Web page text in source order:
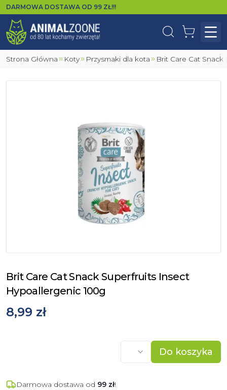
DARMOWA DOSTAWA OD 99 ZŁ!!!
WyszukajKoszyk
Strona Główna Koty Przysmaki dla kota Brit Care Cat
Brit Care Cat Snack Superfruits Insect
Hypoallergenic 100g
8,99 zł
Do koszyka
Darmowa dostawa od 99 zł!